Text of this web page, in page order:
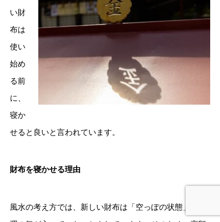
い財
布は
使い
始め
る前
に、
寝か
せると良いと言われています。
財布を寝かせる理由
風水の考え方では、新しい財布は「空っぽの状態」で金